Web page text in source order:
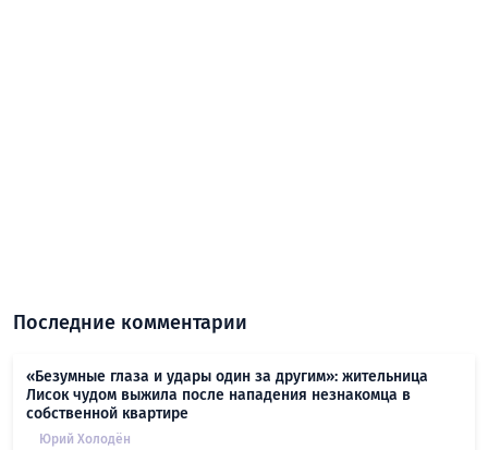
Последние комментарии
«Безумные глаза и удары один за другим»: жительница
Лисок чудом выжила после нападения незнакомца в
собственной квартире
Юрий Холодён